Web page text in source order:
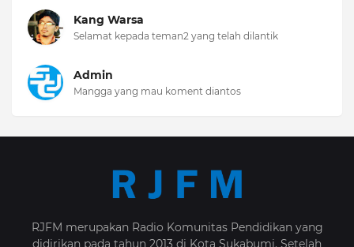
Kang Warsa
Selamat kepada teman2 yang telah dilantik
Admin
Mangga yang mau koment diantos
RJFM merupakan Radio Komunitas Pendidikan yang
didirikan pada tahun 2013 di Kota Sukabumi. Setelah